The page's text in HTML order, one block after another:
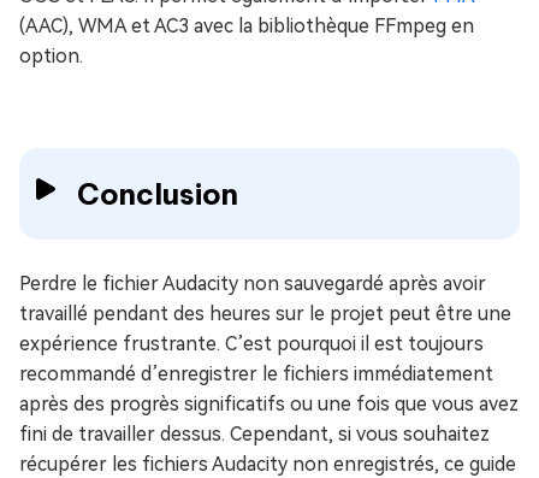
(AAC), WMA et AC3 avec la bibliothèque FFmpeg en
option.
Conclusion
Perdre le fichier Audacity non sauvegardé après avoir
travaillé pendant des heures sur le projet peut être une
expérience frustrante. C’est pourquoi il est toujours
recommandé d’enregistrer le fichiers immédiatement
après des progrès significatifs ou une fois que vous avez
fini de travailler dessus. Cependant, si vous souhaitez
récupérer les fichiers Audacity non enregistrés, ce guide